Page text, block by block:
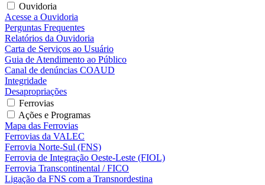
Ouvidoria
Acesse a Ouvidoria
Perguntas Frequentes
Relatórios da Ouvidoria
Carta de Serviços ao Usuário
Guia de Atendimento ao Público
Canal de denúncias COAUD
Integridade
Desapropriações
Ferrovias
Ações e Programas
Mapa das Ferrovias
Ferrovias da VALEC
Ferrovia Norte-Sul (FNS)
Ferrovia de Integração Oeste-Leste (FIOL)
Ferrovia Transcontinental / FICO
Ligação da FNS com a Transnordestina